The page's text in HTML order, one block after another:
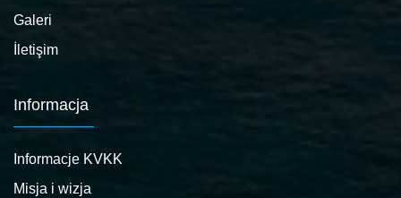
Galeri
İletişim
Informacja
Informacje KVKK
Misja i wizja